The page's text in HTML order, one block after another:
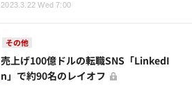
2023.3.22 Wed 7:00
その他
売上げ100億ドルの転職SNS「LinkedI
n」で約90名のレイオフ